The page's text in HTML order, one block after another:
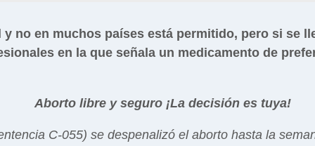
no en muchos países está permitido, pero si se
en la que señala un medicamento de
Aborto libre y seguro ¡La decisión es tuya!
C-055) se despenalizó el aborto hasta la